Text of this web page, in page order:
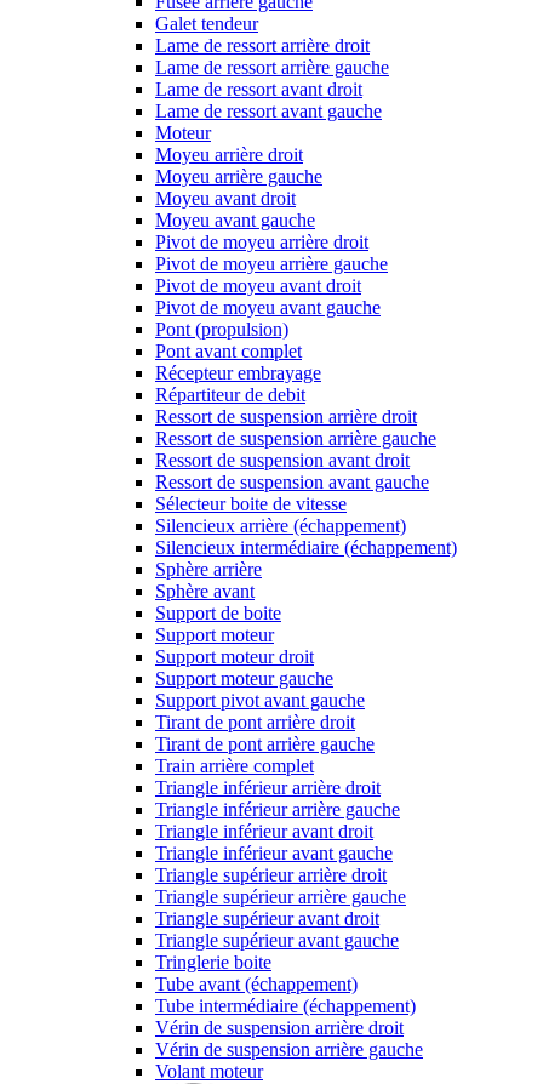
Galet tendeur
Lame de ressort arrière droit
Lame de ressort arrière gauche
Lame de ressort avant droit
Lame de ressort avant gauche
Moteur
Moyeu arrière droit
Moyeu arrière gauche
Moyeu avant droit
Moyeu avant gauche
Pivot de moyeu arrière droit
Pivot de moyeu arrière gauche
Pivot de moyeu avant droit
Pivot de moyeu avant gauche
Pont (propulsion)
Pont avant complet
Récepteur embrayage
Répartiteur de debit
Ressort de suspension arrière droit
Ressort de suspension arrière gauche
Ressort de suspension avant droit
Ressort de suspension avant gauche
Sélecteur boite de vitesse
Silencieux arrière (échappement)
Silencieux intermédiaire (échappement)
Sphère arrière
Sphère avant
Support de boite
Support moteur
Support moteur droit
Support moteur gauche
Support pivot avant gauche
Tirant de pont arrière droit
Tirant de pont arrière gauche
Train arrière complet
Triangle inférieur arrière droit
Triangle inférieur arrière gauche
Triangle inférieur avant droit
Triangle inférieur avant gauche
Triangle supérieur arrière droit
Triangle supérieur arrière gauche
Triangle supérieur avant droit
Triangle supérieur avant gauche
Tringlerie boite
Tube avant (échappement)
Tube intermédiaire (échappement)
Vérin de suspension arrière droit
Vérin de suspension arrière gauche
Volant moteur